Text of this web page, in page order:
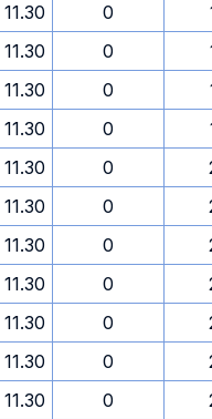
11.30 0
11.30 0
11.30 0
11.30 0
11.30 0
11.30 0
11.30 0
11.30 0
11.30 0
11.30 0
11.30 0